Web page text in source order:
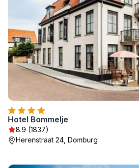
Hotel Bommelje
8.9 (1837)
Herenstraat 24, Domburg